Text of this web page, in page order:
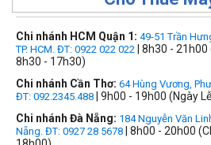
Chi nhánh HCM Quận 1: 49-51 Trần
TP. HCM. ĐT: 0922 022 022 | 8h30 -
8h30 - 17h30)
Chi nhánh Cần Thơ: 64 Hùng Vương,
ĐT: 092.2345.488 | 9h00 - 19h00 (Ngày
Chi nhánh Đà Nẵng: 184 Nguyễn Văn
Nẵng. ĐT: 0927 28 5678 | 8h00 - 20h00